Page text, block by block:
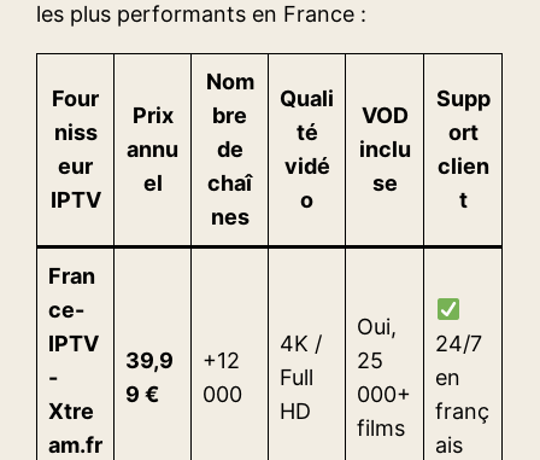
les plus performants en France :
Four
niss
eur
IPTV
Prix
annu
el
Nom
bre
de
chaî
nes
Quali
té
vidé
o
VOD
inclu
se
Supp
ort
clien
t
Fran
ce-
IPTV
-
Xtre
am.fr
39,9
9 €
+12
000
4K /
Full
HD
Oui,
25
000+
films
24/7
en
franç
ais